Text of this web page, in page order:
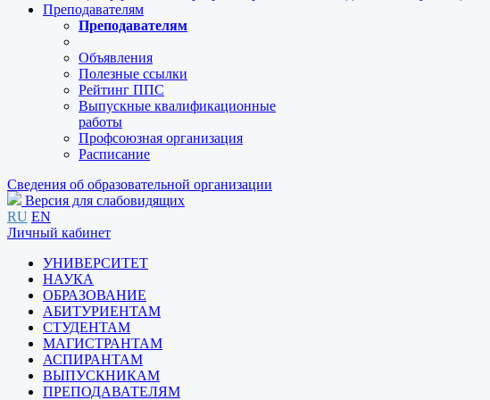
Преподавателям
Преподавателям
Объявления
Полезные ссылки
Рейтинг ППС
Выпускные квалификационные
работы
Профсоюзная организация
Расписание
Сведения об образовательной организации
Версия для слабовидящих
RU EN
Личный кабинет
УНИВЕРСИТЕТ
НАУКА
ОБРАЗОВАНИЕ
АБИТУРИЕНТАМ
СТУДЕНТАМ
МАГИСТРАНТАМ
АСПИРАНТАМ
ВЫПУСКНИКАМ
ПРЕПОДАВАТЕЛЯМ